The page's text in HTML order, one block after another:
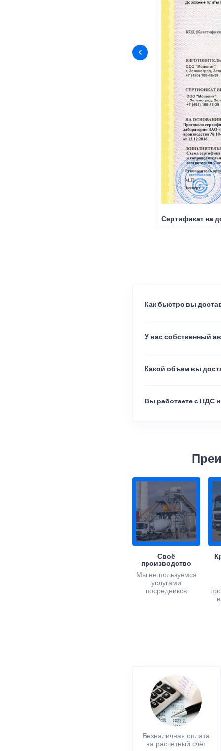
Сертификат на
Как быстро вы
У вас собственный
Какой объем вы
Вы работаете с НДС
Своё
производство
Мы не пользуемся
услугами
посредников
Безналичная оплата
на расчётный счёт